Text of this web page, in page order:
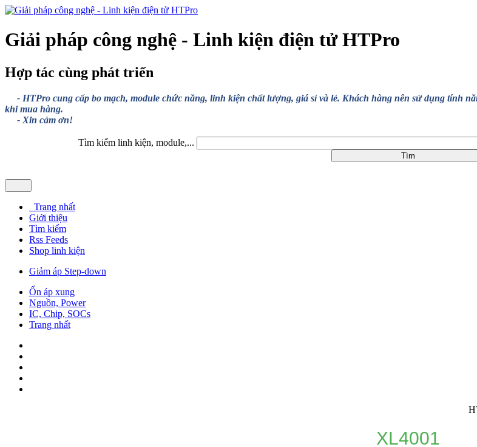
Giải pháp công nghệ - Linh kiện điện tử HTPro
Hợp tác cùng phát triển
- HTPro cung cấp bo mạch, module chức năng, linh kiện chất lượng, giá sỉ và lẻ. Khách hàng nên sử dụng tính
khi mua hàng.
- Xin cảm ơn!
Tìm kiếm linh kiện, module,...
Trang nhất
Giới thiệu
Tìm kiếm
Rss Feeds
Shop linh kiện
Giảm áp Step-down
Ổn áp xung
Nguồn, Power
IC, Chip, SOCs
Trang nhất
XL4001